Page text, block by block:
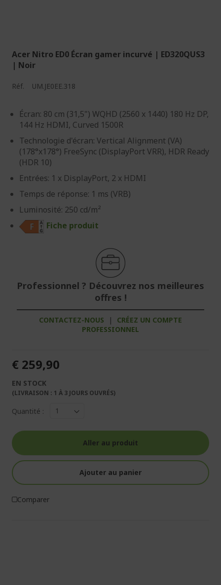
Acer Nitro ED0 Écran gamer incurvé | ED320QUS3
| Noir
Réf. UM.JE0EE.318
Écran: 80 cm (31,5") WQHD (2560 x 1440) 180 Hz DP,
144 Hz HDMI, Curved 1500R
Technologie d'écran: Vertical Alignment (VA)
(178°x178°) FreeSync (DisplayPort VRR), HDR Ready
(HDR 10)
Entrées: 1 x DisplayPort, 2 x HDMI
Temps de réponse: 1 ms (VRB)
Luminosité: 250 cd/m²
Fiche produit
Professionnel ? Découvrez nos meilleures
offres !
CONTACTEZ-NOUS |
CRÉEZ UN COMPTE
PROFESSIONNEL
€ 259,90
EN STOCK
(LIVRAISON : 1 À 3 JOURS OUVRÉS)
Quantité :
Aller au produit
Ajouter au panier
Comparer